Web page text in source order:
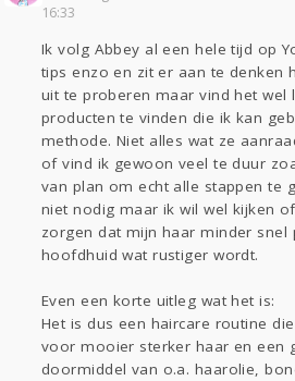
Sport
Lezen
16:33
Ik volg Abbey al een hele tijd op
tips enzo en zit er aan te denken
uit te proberen maar vind het wel
producten te vinden die ik kan
methode. Niet alles wat ze
of vind ik gewoon veel te duur
van plan om echt alle stappen te
niet nodig maar ik wil wel kijken
zorgen dat mijn haar minder snel
hoofdhuid wat rustiger wordt.
Even een korte uitleg wat het is:
Het is dus een haircare routine
voor mooier sterker haar en een
doormiddel van o.a. haarolie,